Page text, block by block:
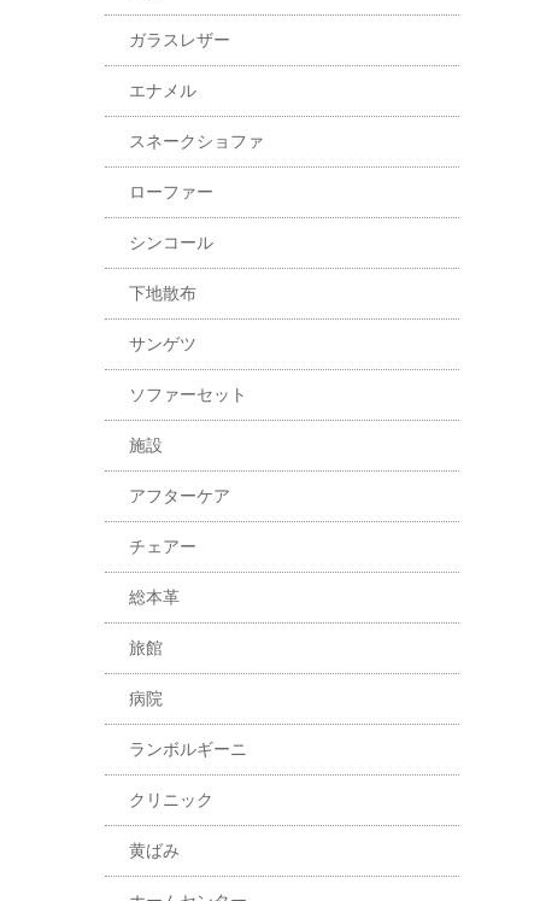
ガラスレザー
エナメル
スネークショファ
ローファー
シンコール
下地散布
サンゲツ
ソファーセット
施設
アフターケア
チェアー
総本革
旅館
病院
ランボルギーニ
クリニック
黄ばみ